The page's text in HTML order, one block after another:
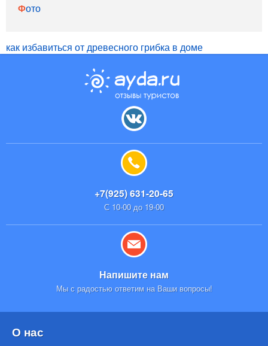
Фото
как избавиться от древесного грибка в доме
+7(925) 631-20-65
С 10-00 до 19-00
Напишите нам
Мы с радостью ответим на Ваши вопросы!
О нас